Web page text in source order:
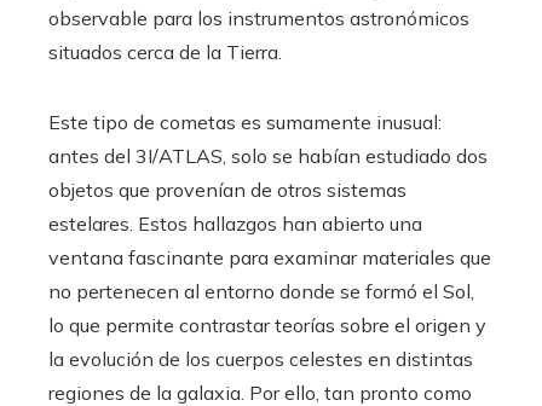
observable para los instrumentos astronómicos
situados cerca de la Tierra.
Este tipo de cometas es sumamente inusual:
antes del 3I/ATLAS, solo se habían estudiado dos
objetos que provenían de otros sistemas
estelares. Estos hallazgos han abierto una
ventana fascinante para examinar materiales que
no pertenecen al entorno donde se formó el Sol,
lo que permite contrastar teorías sobre el origen y
la evolución de los cuerpos celestes en distintas
regiones de la galaxia. Por ello, tan pronto como